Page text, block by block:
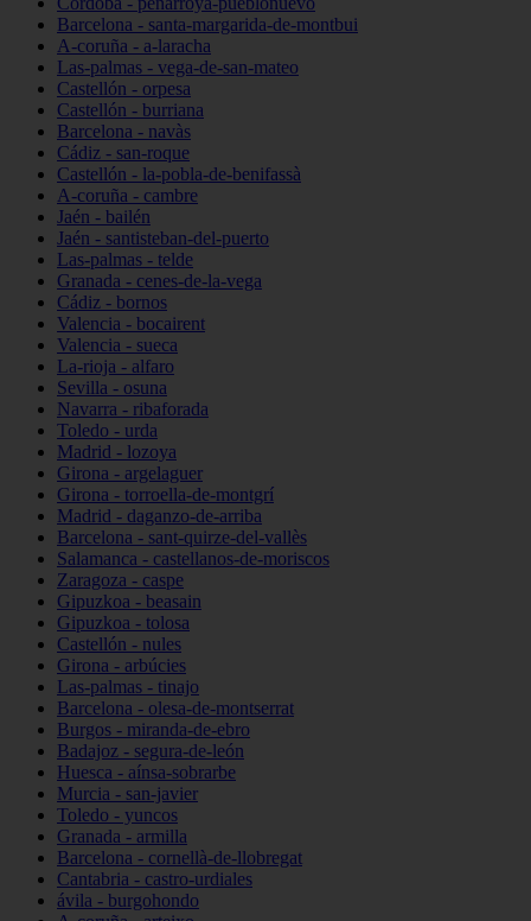
Barcelona - santa-margarida-de-montbui
A-coruña - a-laracha
Las-palmas - vega-de-san-mateo
Castellón - orpesa
Castellón - burriana
Barcelona - navàs
Cádiz - san-roque
Castellón - la-pobla-de-benifassà
A-coruña - cambre
Jaén - bailén
Jaén - santisteban-del-puerto
Las-palmas - telde
Granada - cenes-de-la-vega
Cádiz - bornos
Valencia - bocairent
Valencia - sueca
La-rioja - alfaro
Sevilla - osuna
Navarra - ribaforada
Toledo - urda
Madrid - lozoya
Girona - argelaguer
Girona - torroella-de-montgrí
Madrid - daganzo-de-arriba
Barcelona - sant-quirze-del-vallès
Salamanca - castellanos-de-moriscos
Zaragoza - caspe
Gipuzkoa - beasain
Gipuzkoa - tolosa
Castellón - nules
Girona - arbúcies
Las-palmas - tinajo
Barcelona - olesa-de-montserrat
Burgos - miranda-de-ebro
Badajoz - segura-de-león
Huesca - aínsa-sobrarbe
Murcia - san-javier
Toledo - yuncos
Granada - armilla
Barcelona - cornellà-de-llobregat
Cantabria - castro-urdiales
ávila - burgohondo